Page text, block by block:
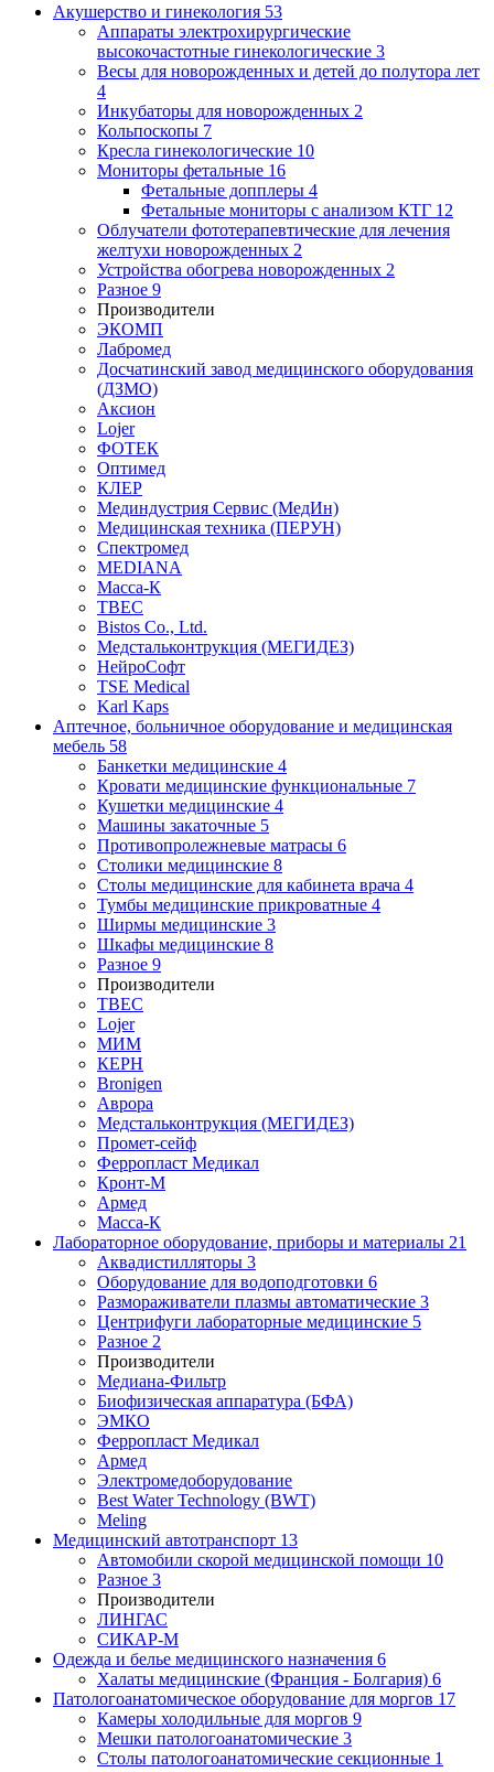
Акушерство и гинекология 53
Аппараты электрохирургические
высокочастотные гинекологические 3
Весы для новорожденных и детей до полутора лет
4
Инкубаторы для новорожденных 2
Кольпоскопы 7
Кресла гинекологические 10
Мониторы фетальные 16
Фетальные допплеры 4
Фетальные мониторы с анализом КТГ 12
Облучатели фототерапевтические для лечения
желтухи новорожденных 2
Устройства обогрева новорожденных 2
Разное 9
Производители
ЭКОМП
Лабромед
Досчатинский завод медицинского оборудования
(ДЗМО)
Аксион
Lojer
ФОТЕК
Оптимед
КЛЕР
Мединдустрия Сервис (МедИн)
Медицинская техника (ПЕРУН)
Спектромед
MEDIANA
Масса-К
ТВЕС
Bistos Co., Ltd.
Медстальконтрукция (МЕГИДЕЗ)
НейроСофт
TSE Medical
Karl Kaps
Аптечное, больничное оборудование и медицинская
мебель 58
Банкетки медицинские 4
Кровати медицинские функциональные 7
Кушетки медицинские 4
Машины закаточные 5
Противопролежневые матрасы 6
Столики медицинские 8
Столы медицинские для кабинета врача 4
Тумбы медицинские прикроватные 4
Ширмы медицинские 3
Шкафы медицинские 8
Разное 9
Производители
ТВЕС
Lojer
МИМ
КЕРН
Bronigen
Аврора
Медстальконтрукция (МЕГИДЕЗ)
Промет-сейф
Ферропласт Медикал
Кронт-М
Армед
Масса-К
Лабораторное оборудование, приборы и материалы 21
Аквадистилляторы 3
Оборудование для водоподготовки 6
Размораживатели плазмы автоматические 3
Центрифуги лабораторные медицинские 5
Разное 2
Производители
Медиана-Фильтр
Биофизическая аппаратура (БФА)
ЭМКО
Ферропласт Медикал
Армед
Электромедоборудование
Best Water Technology (BWT)
Meling
Медицинский автотранспорт 13
Автомобили скорой медицинской помощи 10
Разное 3
Производители
ЛИНГАС
СИКАР-М
Одежда и белье медицинского назначения 6
Халаты медицинские (Франция - Болгария) 6
Патологоанатомическое оборудование для моргов 17
Камеры холодильные для моргов 9
Мешки патологоанатомические 3
Столы патологоанатомические секционные 1